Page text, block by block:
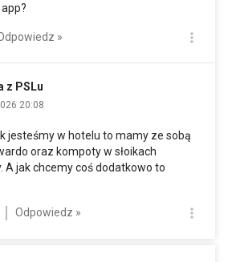
»
z PSLu
20:08
jesteśmy w hotelu to mamy ze sobą
oraz kompoty w słoikach
A jak chcemy coś dodatkowo to
Odpowiedz »